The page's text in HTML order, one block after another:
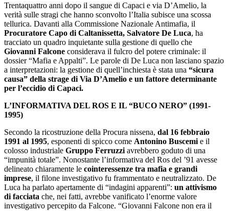
Trentaquattro anni dopo il sangue di Capaci e via D’Amelio, la
verità sulle stragi che hanno sconvolto l’Italia subisce una scossa
tellurica. Davanti alla Commissione Nazionale Antimafia, il
Procuratore Capo di Caltanissetta, Salvatore De Luca, ha
tracciato un quadro inquietante sulla gestione di quello che
Giovanni Falcone considerava il fulcro del potere criminale: il
dossier “Mafia e Appalti”. ​Le parole di De Luca non lasciano spazio
a interpretazioni: la gestione di quell’inchiesta è stata una “sicura
causa” della strage di Via D’Amelio e un fattore determinante
per l’eccidio di Capaci.
​L’INFORMATIVA DEL ROS E IL “BUCO NERO” (1991-
1995)
​Secondo la ricostruzione della Procura nissena, dal 16 febbraio
1991 al 1995, esponenti di spicco come Antonino Buscemi e il
colosso industriale Gruppo Ferruzzi avrebbero goduto di una
“impunità totale”. Nonostante l’informativa del Ros del ’91 avesse
delineato chiaramente le cointeressenze tra mafia e grandi
imprese, il filone investigativo fu frammentato e neutralizzato. ​De
Luca ha parlato apertamente di “indagini apparenti”: un attivismo
di facciata che, nei fatti, avrebbe vanificato l’enorme valore
investigativo percepito da Falcone. “Giovanni Falcone non era il